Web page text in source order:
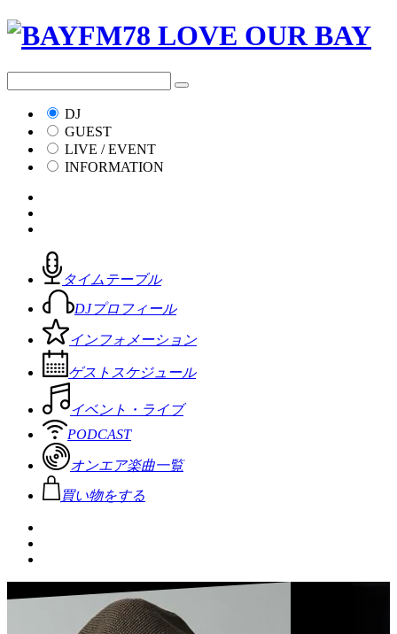
DJ
GUEST
LIVE / EVENT
INFORMATION
タイムテーブル
DJプロフィール
インフォメーション
ゲストスケジュール
イベント・ライブ
PODCAST
オンエア楽曲一覧
買い物をする